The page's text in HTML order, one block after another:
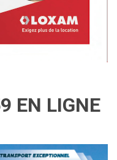
EN LIGNE